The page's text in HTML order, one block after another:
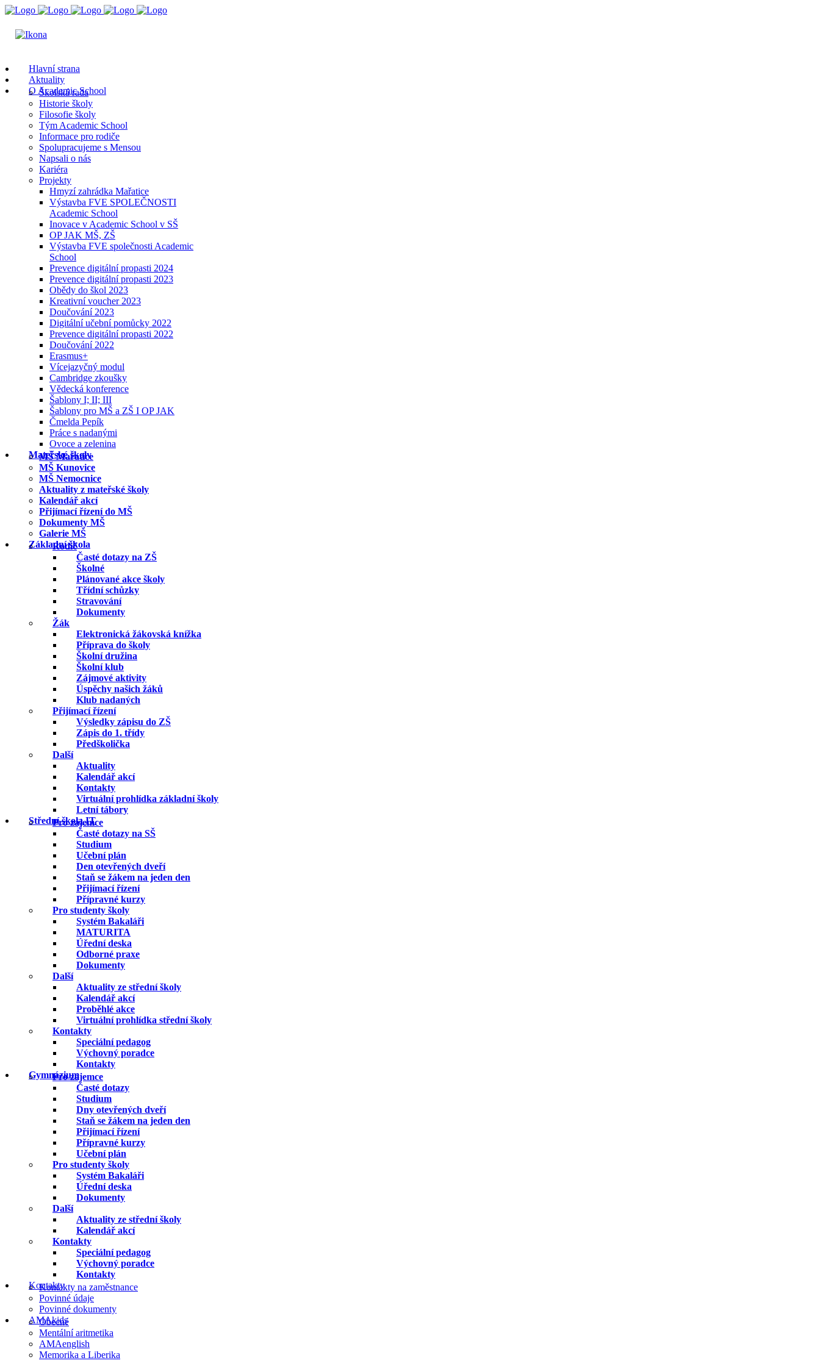
Hlavní strana
Aktuality
O Academic School
Školská rada
Historie školy
Filosofie školy
Tým Academic School
Informace pro rodiče
Spolupracujeme s Mensou
Napsali o nás
Kariéra
Projekty
Hmyzí zahrádka Mařatice
Výstavba FVE SPOLEČNOSTI
Academic School
Inovace v Academic School v SŠ
OP JAK MŠ, ZŠ
Výstavba FVE společnosti Academic
School
Prevence digitální propasti 2024
Prevence digitální propasti 2023
Obědy do škol 2023
Kreativní voucher 2023
Doučování 2023
Digitální učební pomůcky 2022
Prevence digitální propasti 2022
Doučování 2022
Erasmus+
Vícejazyčný modul
Cambridge zkoušky
Vědecká konference
Šablony I; II; III
Šablony pro MŠ a ZŠ I OP JAK
Čmelda Pepík
Práce s nadanými
Ovoce a zelenina
Mateřské školy
MŠ Mařatice
MŠ Kunovice
MŠ Nemocnice
Aktuality z mateřské školy
Kalendář akcí
Přijímací řízení do MŠ
Dokumenty MŠ
Galerie MŠ
Základní škola
Rodič
Časté dotazy na ZŠ
Školné
Plánované akce školy
Třídní schůzky
Stravování
Dokumenty
Žák
Elektronická žákovská knížka
Příprava do školy
Školní družina
Školní klub
Zájmové aktivity
Úspěchy našich žáků
Klub nadaných
Přijímací řízení
Výsledky zápisu do ZŠ
Zápis do 1. třídy
Předškolička
Další
Aktuality
Kalendář akcí
Kontakty
Virtuální prohlídka základní školy
Letní tábory
Střední škola IT
Pro zájemce
Časté dotazy na SŠ
Studium
Učební plán
Den otevřených dveří
Staň se žákem na jeden den
Přijímací řízení
Přípravné kurzy
Pro studenty školy
Systém Bakaláři
MATURITA
Úřední deska
Odborné praxe
Dokumenty
Další
Aktuality ze střední školy
Kalendář akcí
Proběhlé akce
Virtuální prohlídka střední školy
Kontakty
Speciální pedagog
Výchovný poradce
Kontakty
Gymnázium
Pro zájemce
Časté dotazy
Studium
Dny otevřených dveří
Staň se žákem na jeden den
Přijímací řízení
Přípravné kurzy
Učební plán
Pro studenty školy
Systém Bakaláři
Úřední deska
Dokumenty
Další
Aktuality ze střední školy
Kalendář akcí
Kontakty
Speciální pedagog
Výchovný poradce
Kontakty
Kontakty
Kontakty na zaměstnance
Povinné údaje
Povinné dokumenty
AMAkids
Obecné
Mentální aritmetika
AMAenglish
Memorika a Liberika